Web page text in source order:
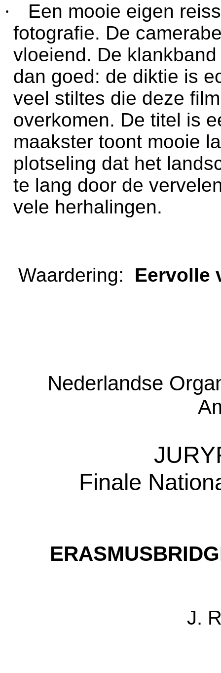
·
Een mooie eigen
fotografie. De
vloeiend. De
dan goed: de diktie is
veel stiltes die deze
overkomen. De titel is
maakster toont mooie
plotseling dat het
te lang door de
vele herhalingen.
Waardering:
Nederlandse
Finale
J.